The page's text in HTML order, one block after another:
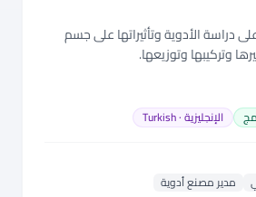
دراسة الأدوية وتأثيراتها على جسم
وتركيبها وتوزيعها.
الإنجليزية · Turkish
مدير مصنع أدوية